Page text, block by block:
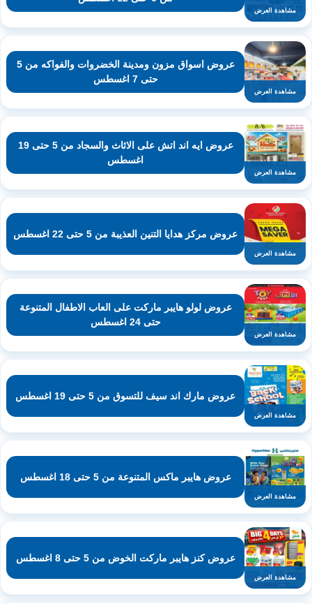
مشاهدة العرض
مشاهدة العرض
عروض اسواق مزون ومدينة الخضروات والفواكه من 5
حتى 7 اغسطس
مشاهدة العرض
عروض ايه اند اتش على الاثاث والسجاد من 5 حتى 19
اغسطس
مشاهدة العرض
عروض مركز هدايا التنين العذيبة من 5 حتى 22 اغسطس
مشاهدة العرض
عروض لولو هايبر ماركت على العاب الاطفال المتنوعة
حتى 24 اغسطس
مشاهدة العرض
عروض مارك اند سيف للتسوق من 5 حتى 19 اغسطس
مشاهدة العرض
عروض هايبر ماكس المتنوعة من 5 حتى 18 اغسطس
مشاهدة العرض
عروض كنز هايبر ماركت الخوض من 5 حتى 8 اغسطس